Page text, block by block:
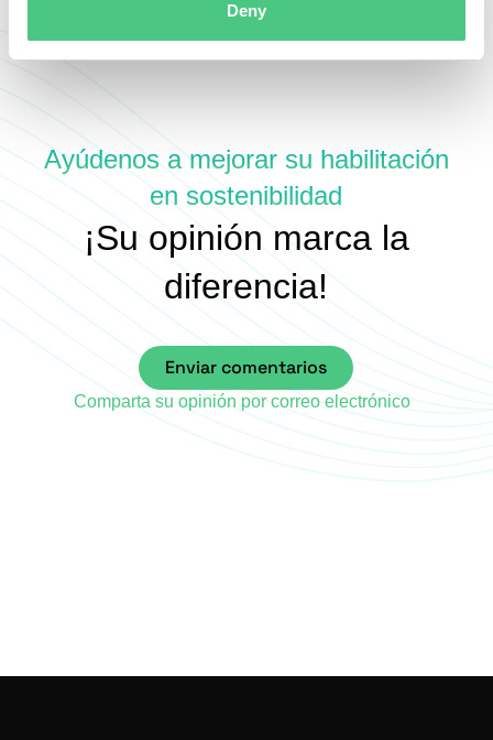
Deny
Ayúdenos a mejorar su habilitación
en sostenibilidad
¡Su opinión marca la
diferencia!
Enviar comentarios
Comparta su opinión por correo electrónico